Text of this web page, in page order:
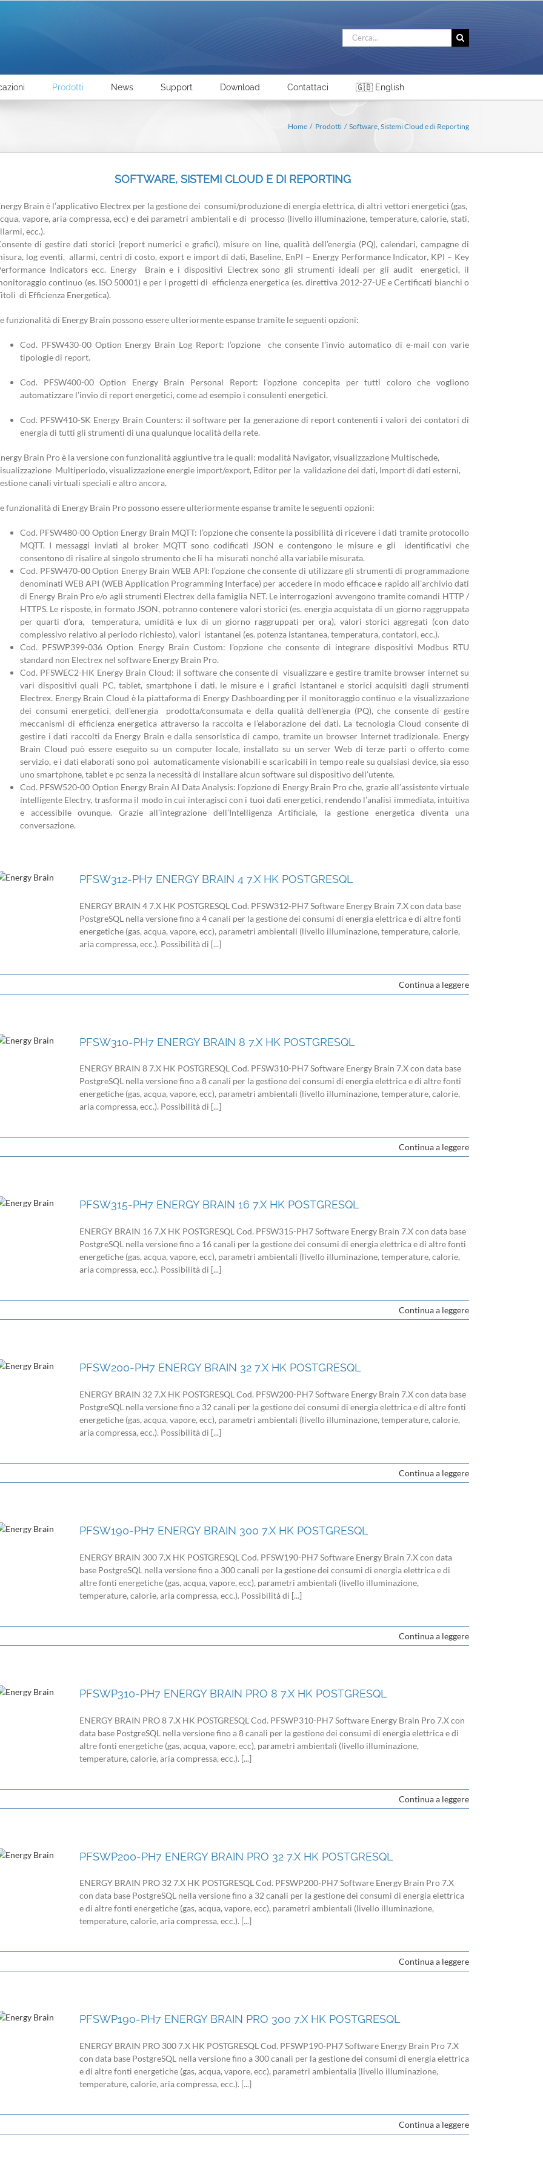
Cerca
per:
Prodotti News Support Download Contattaci 🇬🇧 English
Home Prodotti Software, Sistemi Cloud e di Reporting
SOFTWARE, SISTEMI CLOUD E DI REPORTING
Brain è l’applicativo Electrex per la gestione dei consumi/produzione di energia elettrica, di altri vettori energetici (gas,
vapore, aria compressa, ecc) e dei parametri ambientali e di processo (livello illuminazione, temperature, calorie, stati,
ecc.).
di gestire dati storici (report numerici e grafici), misure on line, qualità dell’energia (PQ), calendari, campagne di
log eventi, allarmi, centri di costo, export e import di dati, Baseline, EnPI – Energy Performance Indicator, KPI – Key
Indicators ecc. Energy Brain e i dispositivi Electrex sono gli strumenti ideali per gli audit energetici, il
continuo (es. ISO 50001) e per i progetti di efficienza energetica (es. direttiva 2012-27-UE e Certificati bianchi o
di Efficienza Energetica).
funzionalità di Energy Brain possono essere ulteriormente espanse tramite le seguenti opzioni:
Cod. PFSW430-00 Option Energy Brain Log Report: l’opzione che consente l’invio automatico di e-mail con varie
tipologie di report.
Cod. PFSW400-00 Option Energy Brain Personal Report: l’opzione concepita per tutti coloro che vogliono
automatizzare l’invio di report energetici, come ad esempio i consulenti energetici.
Cod. PFSW410-SK Energy Brain Counters: il software per la generazione di report contenenti i valori dei contatori di
energia di tutti gli strumenti di una qualunque località della rete.
Brain Pro è la versione con funzionalità aggiuntive tra le quali: modalità Navigator, visualizzazione Multischede,
Multiperiodo, visualizzazione energie import/export, Editor per la validazione dei dati, Import di dati esterni,
canali virtuali speciali e altro ancora.
funzionalità di Energy Brain Pro possono essere ulteriormente espanse tramite le seguenti opzioni:
Cod. PFSW480-00 Option Energy Brain MQTT: l’opzione che consente la possibilità di ricevere i dati tramite protocollo
MQTT. I messaggi inviati al broker MQTT sono codificati JSON e contengono le misure e gli identificativi che
consentono di risalire al singolo strumento che li ha misurati nonché alla variabile misurata.
Cod. PFSW470-00 Option Energy Brain WEB API: l’opzione che consente di utilizzare gli strumenti di programmazione
denominati WEB API (WEB Application Programming Interface) per accedere in modo efficace e rapido all’archivio dati
di Energy Brain Pro e/o agli strumenti Electrex della famiglia NET. Le interrogazioni avvengono tramite comandi HTTP /
HTTPS. Le risposte, in formato JSON, potranno contenere valori storici (es. energia acquistata di un giorno raggruppata
per quarti d’ora, temperatura, umidità e lux di un giorno raggruppati per ora), valori storici aggregati (con dato
complessivo relativo al periodo richiesto), valori istantanei (es. potenza istantanea, temperatura, contatori, ecc.).
Cod. PFSWP399-036 Option Energy Brain Custom: l’opzione che consente di integrare dispositivi Modbus RTU
standard non Electrex nel software Energy Brain Pro.
Cod. PFSWEC2-HK Energy Brain Cloud: il software che consente di visualizzare e gestire tramite browser internet su
vari dispositivi quali PC, tablet, smartphone i dati, le misure e i grafici istantanei e storici acquisiti dagli strumenti
Electrex. Energy Brain Cloud è la piattaforma di Energy Dashboarding per il monitoraggio continuo e la visualizzazione
dei consumi energetici, dell’energia prodotta/consumata e della qualità dell’energia (PQ), che consente di gestire
meccanismi di efficienza energetica attraverso la raccolta e l’elaborazione dei dati. La tecnologia Cloud consente di
gestire i dati raccolti da Energy Brain e dalla sensoristica di campo, tramite un browser Internet tradizionale. Energy
Brain Cloud può essere eseguito su un computer locale, installato su un server Web di terze parti o offerto come
servizio, e i dati elaborati sono poi automaticamente visionabili e scaricabili in tempo reale su qualsiasi device, sia esso
uno smartphone, tablet e pc senza la necessità di installare alcun software sul dispositivo dell’utente.
Cod. PFSW520-00 Option Energy Brain AI Data Analysis: l’opzione di Energy Brain Pro che, grazie all’assistente virtuale
intelligente Electry, trasforma il modo in cui interagisci con i tuoi dati energetici, rendendo l’analisi immediata, intuitiva
e accessibile ovunque. Grazie all’integrazione dell’Intelligenza Artificiale, la gestione energetica diventa una
conversazione.
PFSW312-PH7 ENERGY BRAIN 4 7.X HK POSTGRESQL
ENERGY BRAIN 4 7.X HK POSTGRESQL Cod. PFSW312-PH7 Software Energy Brain 7.X con data base
PostgreSQL nella versione fino a 4 canali per la gestione dei consumi di energia elettrica e di altre fonti
energetiche (gas, acqua, vapore, ecc), parametri ambientali (livello illuminazione, temperature, calorie,
aria compressa, ecc.). Possibilità di [...]
Continua a leggere
PFSW310-PH7 ENERGY BRAIN 8 7.X HK POSTGRESQL
ENERGY BRAIN 8 7.X HK POSTGRESQL Cod. PFSW310-PH7 Software Energy Brain 7.X con data base
PostgreSQL nella versione fino a 8 canali per la gestione dei consumi di energia elettrica e di altre fonti
energetiche (gas, acqua, vapore, ecc), parametri ambientali (livello illuminazione, temperature, calorie,
aria compressa, ecc.). Possibilità di [...]
Continua a leggere
PFSW315-PH7 ENERGY BRAIN 16 7.X HK POSTGRESQL
ENERGY BRAIN 16 7.X HK POSTGRESQL Cod. PFSW315-PH7 Software Energy Brain 7.X con data base
PostgreSQL nella versione fino a 16 canali per la gestione dei consumi di energia elettrica e di altre fonti
energetiche (gas, acqua, vapore, ecc), parametri ambientali (livello illuminazione, temperature, calorie,
aria compressa, ecc.). Possibilità di [...]
Continua a leggere
PFSW200-PH7 ENERGY BRAIN 32 7.X HK POSTGRESQL
ENERGY BRAIN 32 7.X HK POSTGRESQL Cod. PFSW200-PH7 Software Energy Brain 7.X con data base
PostgreSQL nella versione fino a 32 canali per la gestione dei consumi di energia elettrica e di altre fonti
energetiche (gas, acqua, vapore, ecc), parametri ambientali (livello illuminazione, temperature, calorie,
aria compressa, ecc.). Possibilità di [...]
Continua a leggere
PFSW190-PH7 ENERGY BRAIN 300 7.X HK POSTGRESQL
ENERGY BRAIN 300 7.X HK POSTGRESQL Cod. PFSW190-PH7 Software Energy Brain 7.X con data
base PostgreSQL nella versione fino a 300 canali per la gestione dei consumi di energia elettrica e di
altre fonti energetiche (gas, acqua, vapore, ecc), parametri ambientali (livello illuminazione,
temperature, calorie, aria compressa, ecc.). Possibilità di [...]
Continua a leggere
PFSWP310-PH7 ENERGY BRAIN PRO 8 7.X HK POSTGRESQL
ENERGY BRAIN PRO 8 7.X HK POSTGRESQL Cod. PFSWP310-PH7 Software Energy Brain Pro 7.X con
data base PostgreSQL nella versione fino a 8 canali per la gestione dei consumi di energia elettrica e di
altre fonti energetiche (gas, acqua, vapore, ecc), parametri ambientali (livello illuminazione,
temperature, calorie, aria compressa, ecc.). [...]
Continua a leggere
PFSWP200-PH7 ENERGY BRAIN PRO 32 7.X HK POSTGRESQL
ENERGY BRAIN PRO 32 7.X HK POSTGRESQL Cod. PFSWP200-PH7 Software Energy Brain Pro 7.X
con data base PostgreSQL nella versione fino a 32 canali per la gestione dei consumi di energia elettrica
e di altre fonti energetiche (gas, acqua, vapore, ecc), parametri ambientali (livello illuminazione,
temperature, calorie, aria compressa, ecc.). [...]
Continua a leggere
PFSWP190-PH7 ENERGY BRAIN PRO 300 7.X HK POSTGRESQL
ENERGY BRAIN PRO 300 7.X HK POSTGRESQL Cod. PFSWP190-PH7 Software Energy Brain Pro 7.X
con data base PostgreSQL nella versione fino a 300 canali per la gestione dei consumi di energia elettrica
e di altre fonti energetiche (gas, acqua, vapore, ecc), parametri ambientalia (livello illuminazione,
temperature, calorie, aria compressa, ecc.). [...]
Continua a leggere